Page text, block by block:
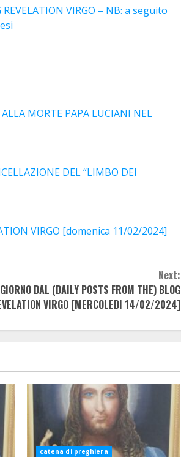
REVELATION VIRGO – NB: a seguito
MORTE PAPA LUCIANI NEL
DEL “LIMBO DEI
VIRGO [domenica 11/02/2024]
Next:
DAL (DAILY POSTS FROM THE) BLOG
VIRGO [MERCOLEDI 14/02/2024]
catena di preghiera